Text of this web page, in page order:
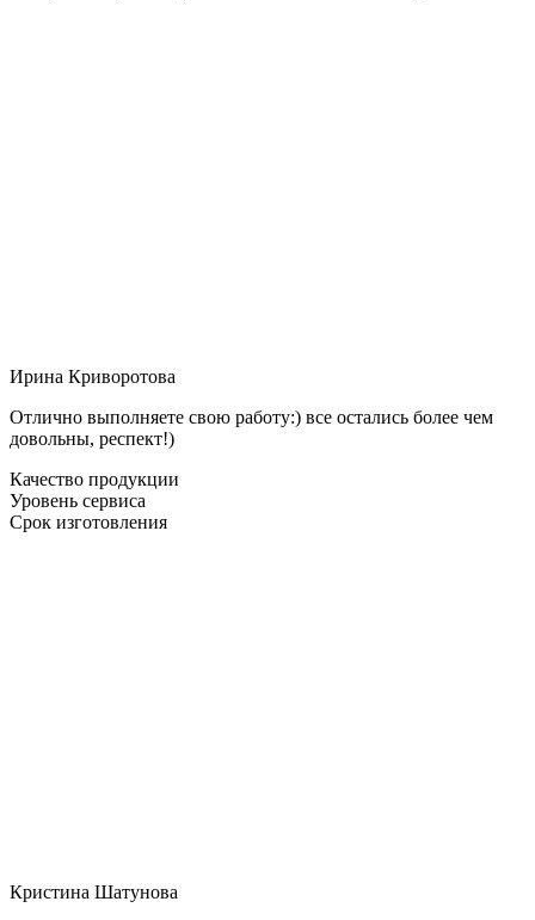
Ирина Криворотова
Отлично выполняете свою работу:) все остались более чем
довольны, респект!)
Качество продукции
Уровень сервиса
Срок изготовления
Кристина Шатунова